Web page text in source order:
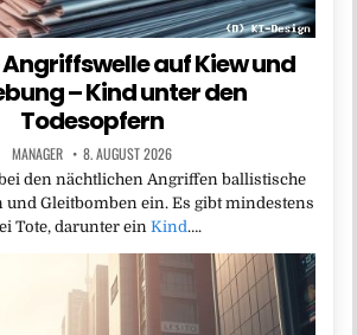
auf Kiew und
– Kind unter den
Todesopfern
MANAGER 8. AUGUST 2026
den nächtlichen Angriffen ballistische
und Gleitbomben ein. Es gibt mindestens
Tote, darunter ein Kind….